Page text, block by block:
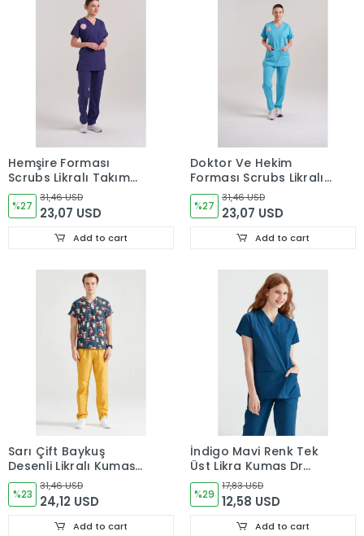
Hemşire Forması
Scrubs Likralı Takım
Sağlık Bakanlığı
Uyumlu-Patriot Blue
%27
31,46 USD
23,07 USD
Add to cart
Doktor Ve Hekim
Forması Scrubs Likralı
Takım Sağlık Bakanlığı
Uyumlu-Alaskan Blue
%27
31,46 USD
23,07 USD
Add to cart
Sarı Çift Baykuş
Desenli Likralı Kumaş
Cerrahi Takım V Yaka
Forma
%23
31,46 USD
24,12 USD
Add to cart
İndigo Mavi Renk Tek
Üst Likra Kumaş Dr
Greys Kesim
%29
17,83 USD
12,58 USD
Add to cart